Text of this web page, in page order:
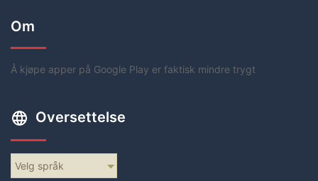
Om
Å kjøpe apper på Google Play er faktisk mindre trygt
Oversettelse
Velg språk